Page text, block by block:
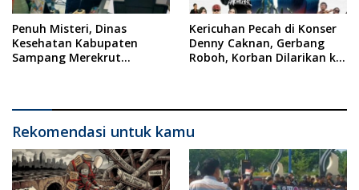
Penuh Misteri, Dinas
Kesehatan Kabupaten
Sampang Merekrut
Kericuhan Pecah di Konser
Denny Caknan, Gerbang
Roboh, Korban Dilarikan ke
Rekomendasi untuk kamu